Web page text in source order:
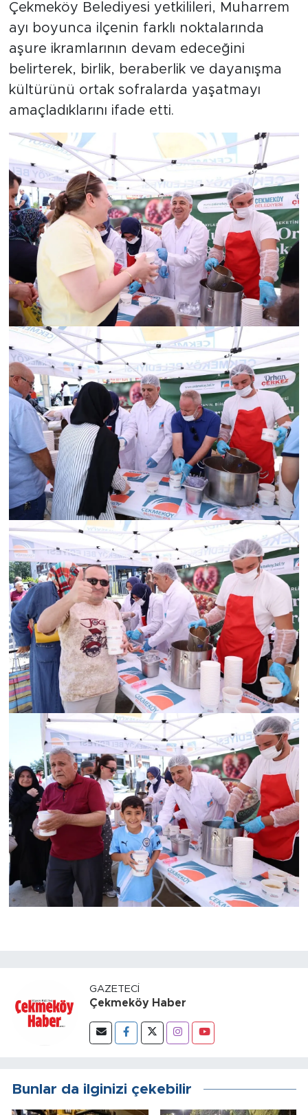
Çekmeköy Belediyesi yetkilileri, Muharrem
ayı boyunca ilçenin farklı noktalarında
aşure ikramlarının devam edeceğini
belirterek, birlik, beraberlik ve dayanışma
kültürünü ortak sofralarda yaşatmayı
amaçladıklarını ifade etti.
GAZETECI
Çekmeköy Haber
Bunlar da ilginizi çekebilir